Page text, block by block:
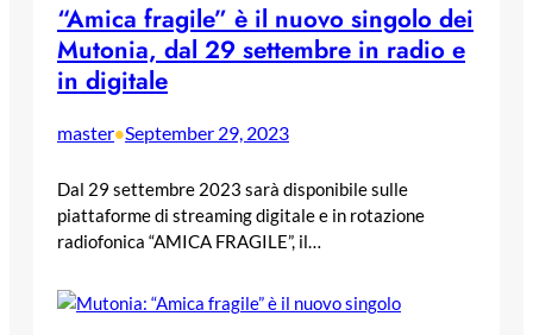
“Amica fragile” è il nuovo singolo dei
Mutonia, dal 29 settembre in radio e
in digitale
master•September 29, 2023
Dal 29 settembre 2023 sarà disponibile sulle
piattaforme di streaming digitale e in rotazione
radiofonica “AMICA FRAGILE”, il…